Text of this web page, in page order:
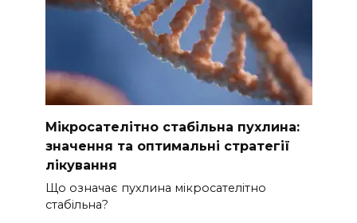
Мікросателітно стабільна пухлина:
значення та оптимальні стратегії
лікування
Що означає пухлина мікросателітно
стабільна?